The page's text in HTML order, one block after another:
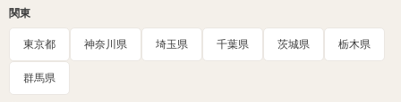
関東
東京都 神奈川県 埼玉県 千葉県 茨城県 栃木県
群馬県